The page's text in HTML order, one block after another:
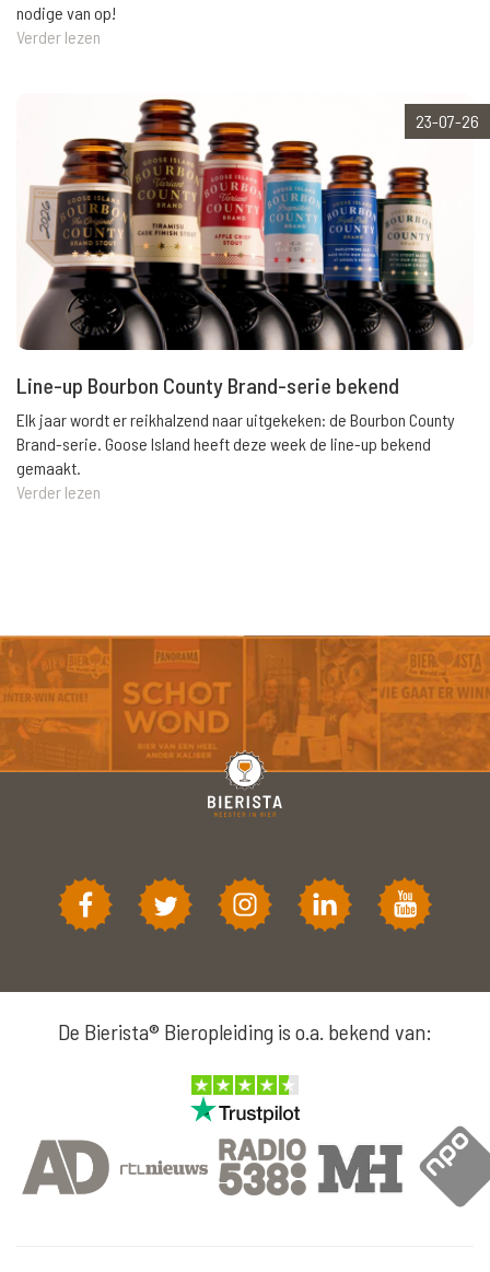
nodige van op!
Verder lezen
23-07-26
Line-up Bourbon County Brand-serie bekend
Elk jaar wordt er reikhalzend naar uitgekeken: de Bourbon County
Brand-serie. Goose Island heeft deze week de line-up bekend
gemaakt.
Verder lezen
De Bierista® Bieropleiding is o.a. bekend van: